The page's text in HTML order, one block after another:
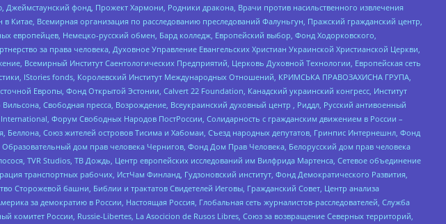
фонд, Прожект Хармони, Родники дракона, Врачи против насильственного извлечения
Всемирная организация по расследованию преследований Фалуньгун, Пражский гражданский центр,
европейцев, Немецко-русский обмен, Бард колледж, Европейский выбор, Фонд Ходорковского,
за права человека, Духовное Управление Евангельских Христиан Украинской Христианской Церкви,
Всемирный Институт Саентологических Предприятий, Церковь Духовной Технологии, Европейская сеть
IStories fonds, Королевский Институт Международных Отношений, КРИМСЬКА ПРАВОЗАХИСНА ГРУПА,
Европы, Фонд Открытой Эстонии, Calvert 22 Foundation, Канадский украинский конгресс, Институт
Свободная пресса, Возрождение, Всеукраинский духовный центр , Риддл, Русский антивоенный
Форум Свободных Народов ПостРоссии, Солидарность с гражданским движением в России –
Беллона, Союз жителей островов Тисима и Хабомаи, Съезд народных депутатов, Гринпис Интернешнл, Фонд
дом прав человека Чернигов, Фонд Дом Прав Человека, Белорусский дом прав человека
TVR Studios, ТВ Дождь, Центр европейских исследований им Вилфрида Мартенса, Сетевое объединение
транспортных рабочих, ИстЧам Финланд, Гудзоновский институт, Фонд Демократического Развития,
Сторожевой башни, Библии и трактатов Свидетелей Иеговы, Гражданский Совет, Центр анализа
за демократию в России, Настоящая Россия, Глобальная сеть журналистов-расследователей, Служба
России, Russie-Libertes, La Asocicion de Rusos Libres, Союз за возвращение Северных территорий,